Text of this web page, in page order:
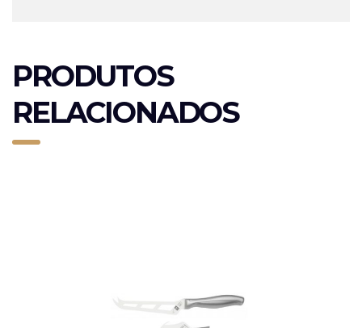
PRODUTOS
RELACIONADOS